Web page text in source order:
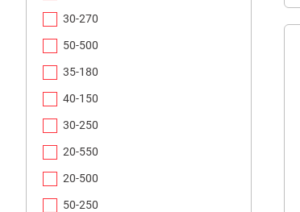
30-270
50-500
35-180
40-150
30-250
20-550
20-500
50-250